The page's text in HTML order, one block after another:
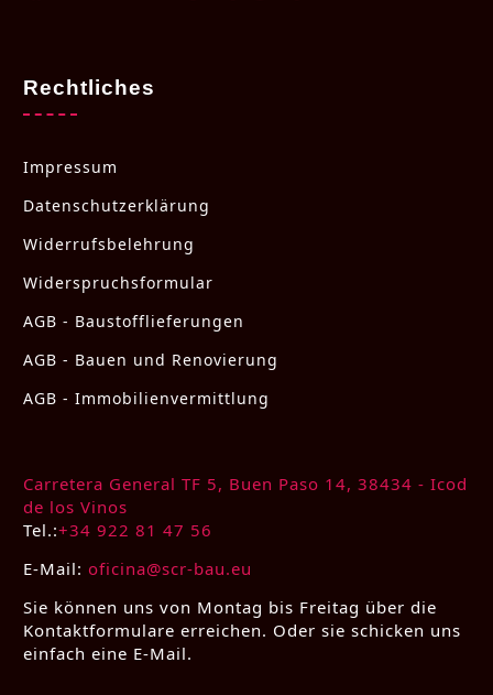
Rechtliches
Impressum
Datenschutzerklärung
Widerrufsbelehrung
Widerspruchsformular
AGB - Baustofflieferungen
AGB - Bauen und Renovierung
AGB - Immobilienvermittlung
Carretera General TF 5, Buen Paso 14, 38434 - Icod
de los Vinos
Tel.:+34 922 81 47 56
E-Mail: oficina@scr-bau.eu
Sie können uns von Montag bis Freitag über die
Kontaktformulare erreichen. Oder sie schicken uns
einfach eine E-Mail.